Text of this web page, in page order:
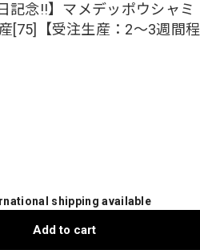
記念!!】マメデッポウシャミ
[75]【受注生産：2〜3週間程
shipping available
Add to cart